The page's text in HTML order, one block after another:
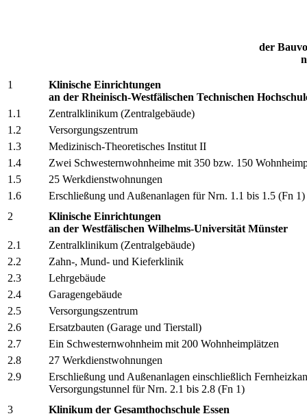
der
1
Klinische Einrichtungen
an der Rheinisch-Westfälischen Technischen
1.1
Zentralklinikum (Zentralgebäude)
1.2
Versorgungszentrum
1.3
Medizinisch-Theoretisches Institut II
1.4
Zwei Schwesternwohnheime mit 350 bzw. 150
1.5
25 Werkdienstwohnungen
1.6
Erschließung und Außenanlagen für Nrn. 1.1 bis 1.5 (Fn 1)
2
Klinische Einrichtungen
an der Westfälischen Wilhelms-Universität Münster
2.1
Zentralklinikum (Zentralgebäude)
2.2
Zahn-, Mund- und Kieferklinik
2.3
Lehrgebäude
2.4
Garagengebäude
2.5
Versorgungszentrum
2.6
Ersatzbauten (Garage und Tierstall)
2.7
Ein Schwesternwohnheim mit 200 Wohnheimplätzen
2.8
27 Werkdienstwohnungen
2.9
Erschließung und Außenanlagen einschließlich
Versorgungstunnel für Nrn. 2.1 bis 2.8 (Fn 1)
3
Klinikum der Gesamthochschule Essen